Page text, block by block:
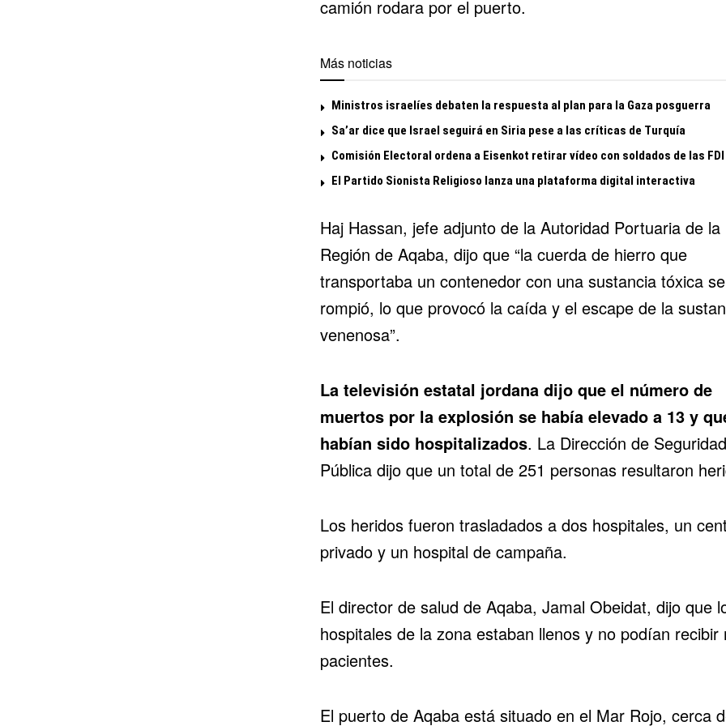
camión rodara por el puerto.
Más noticias
Ministros israelíes debaten la respuesta al plan para la Gaza posguerra
Sa’ar dice que Israel seguirá en Siria pese a las críticas de Turquía
Comisión Electoral ordena a Eisenkot retirar vídeo con soldados de las FDI
El Partido Sionista Religioso lanza una plataforma digital interactiva
Haj Hassan, jefe adjunto de la Autoridad Portuaria de la
Región de Aqaba, dijo que “la cuerda de hierro que
transportaba un contenedor con una sustancia tóxica se
rompió, lo que provocó la caída y el escape de la
venenosa”.
La televisión estatal jordana dijo que el número de
muertos por la explosión se había elevado a 13 y
habían sido hospitalizados. La Dirección de Seguridad
Pública dijo que un total de 251 personas resultaron
Los heridos fueron trasladados a dos hospitales, un
privado y un hospital de campaña.
El director de salud de Aqaba, Jamal Obeidat, dijo que
hospitales de la zona estaban llenos y no podían recibir
pacientes.
El puerto de Aqaba está situado en el Mar Rojo, cerca